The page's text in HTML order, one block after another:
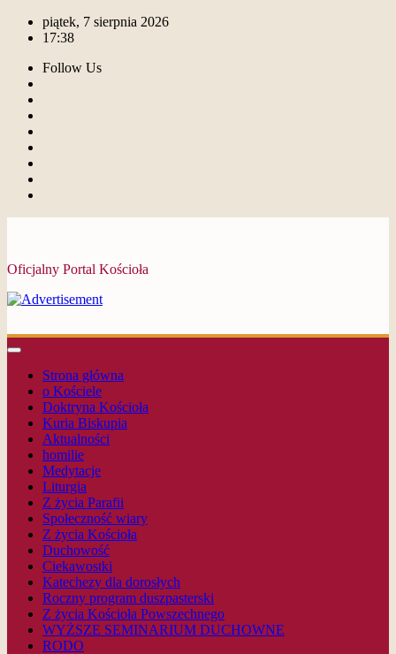
piątek, 7 sierpnia 2026
17:38
Follow Us
Oficjalny Portal Kościoła
Strona główna
o Kościele
Doktryna Kościoła
Kuria Biskupia
Aktualności
homilie
Medytacje
Liturgia
Z życia Parafii
Społeczność wiary
Z życia Kościoła
Duchowość
Ciekawostki
Katechezy dla dorosłych
Roczny program duszpasterski
Z życia Kościoła Powszechnego
WYŻSZE SEMINARIUM DUCHOWNE
RODO